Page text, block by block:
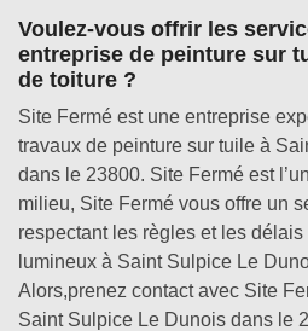
Voulez-vous offrir les
entreprise de peinture sur
de toiture ?
Site Fermé est une entreprise
travaux de peinture sur tuile à
dans le 23800. Site Fermé est
milieu, Site Fermé vous offre un
respectant les règles et les
lumineux à Saint Sulpice Le
Alors,prenez contact avec Site
Saint Sulpice Le Dunois dans le